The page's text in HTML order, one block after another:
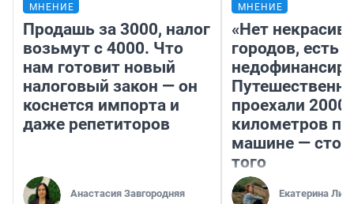
МНЕНИЕ
Продашь за 3000, налог
возьмут с 4000. Что
нам готовит новый
налоговый закон — он
коснется импорта и
даже репетиторов
Анастасия Завгородняя
МНЕНИЕ
«Нет
городов, есть
проехали 2000
километров по
машине —
того
Екатерина